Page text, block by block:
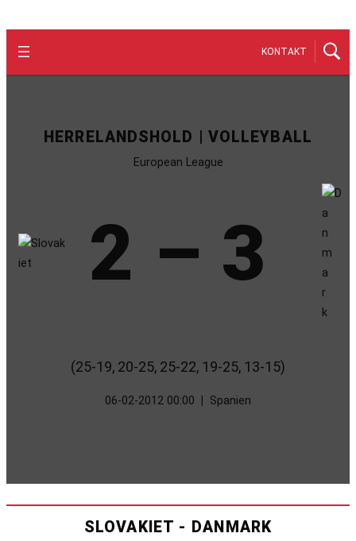
KONTAKT
HERRELANDSHOLD | VOLLEYBALL
European League
2 – 3
(25-19, 20-25, 25-22, 19-25, 13-15)
06-02-2012 00:00 Spanien
SLOVAKIET - DANMARK